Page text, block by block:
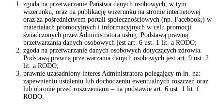
zgoda na przetwarzanie Państwa danych osobowych, w tym
wizerunku, oraz na publikację wizerunku na stronie internetowej
oraz za pośrednictwem portali społecznościowych (np. Facebook,) w
materiałach promocyjnych i informacyjnych w celu promocji
świadczonych przez Administratora usług. Podstawą prawną
przetwarzania danych osobowych jest art. 6 ust. 1 lit. a RODO;
zgoda na przetwarzanie danych osobowych dotyczących zdrowia.
Podstawą prawną przetwarzania danych osobowych jest art. 9 ust. 2
lit. a RODO;
prawnie uzasadniony interes Administratora polegający m.in. na:
zapewnieniu ustaleniu lub dochodzeniu ewentualnych roszczeń oraz
lub obronie przed roszczeniami – na podstawie art. 6 ust. 1 lit. f
RODO.